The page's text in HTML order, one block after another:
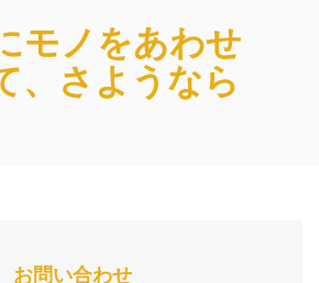
モノをあわせ
、さようなら
お問い合わせ